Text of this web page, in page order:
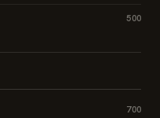
500
700